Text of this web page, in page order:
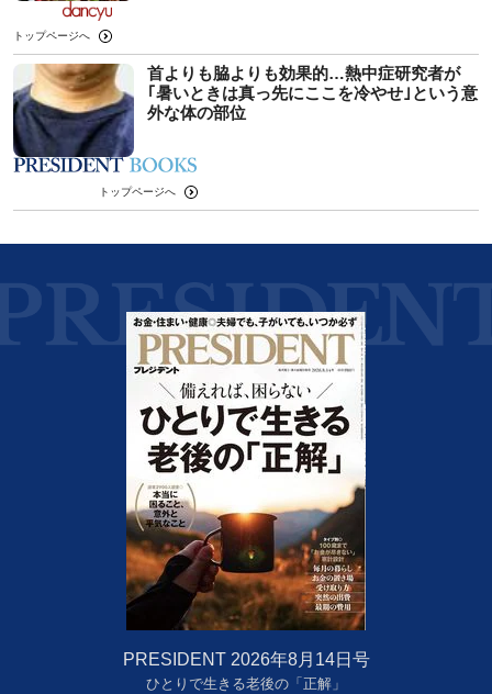
トップページへ
首よりも脇よりも効果的…熱中症研究者が
｢暑いときは真っ先にここを冷やせ｣という意
外な体の部位
トップページへ
PRESIDENT 2026年8月14日号
ひとりで生きる老後の「正解」